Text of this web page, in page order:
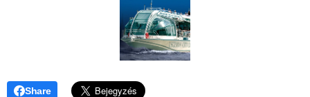
Share